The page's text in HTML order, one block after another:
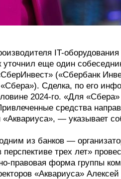
IT-
уточнил еще один
(«Сбербанк
«Сбера»). Сделка, по его
2024-го. «Для «Сбера»
средства
— указывает
из банков —
трех лет»
правовая форма группы
«Аквариуса»